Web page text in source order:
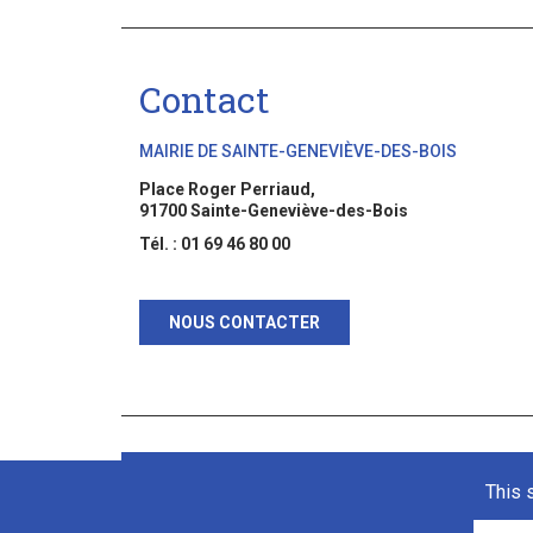
Contact
MAIRIE DE SAINTE-GENEVIÈVE-DES-BOIS
Place Roger Perriaud,
91700 Sainte-Geneviève-des-Bois
Tél. : 01 69 46 80 00
NOUS CONTACTER
This